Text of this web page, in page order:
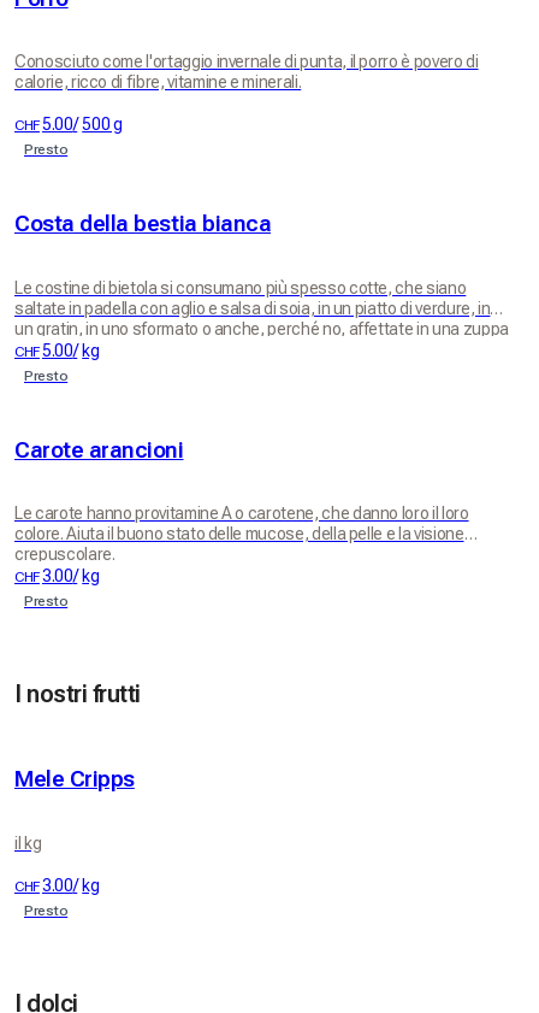
Conosciuto come l'ortaggio invernale di punta, il porro è povero di
calorie, ricco di fibre, vitamine e minerali.
CHF5.00/ 500 g
Presto
Costa della bestia bianca
Le costine di bietola si consumano più spesso cotte, che siano
saltate in padella con aglio e salsa di soia, in un piatto di verdure, in
un gratin, in uno sformato o anche, perché no, affettate in una zuppa
di miso. Ma puoi anche mangiarli crudi, tagliati a fettine sottili per
decorare ad esempio un'insalata. O pressato in un succo di verdura.
CHF5.00/ kg
Presto
Carote arancioni
Le carote hanno provitamine A o carotene, che danno loro il loro
colore. Aiuta il buono stato delle mucose, della pelle e la visione
crepuscolare.
CHF3.00/ kg
Presto
I nostri frutti
Mele Cripps
il kg
CHF3.00/ kg
Presto
I dolci